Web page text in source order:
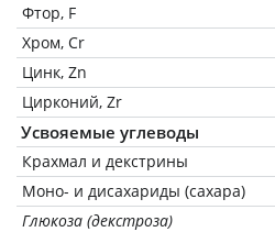
Фтор, F
Хром, Cr
Цинк, Zn
Цирконий, Zr
Усвояемые углеводы
Крахмал и декстрины
Моно- и дисахариды (сахара)
Глюкоза (декстроза)